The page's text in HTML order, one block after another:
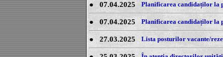
● 07.04.2025 Planificarea candidaților la
● 07.04.2025 Planificarea candidaților la
● 27.03.2025 Lista posturilor vacante/